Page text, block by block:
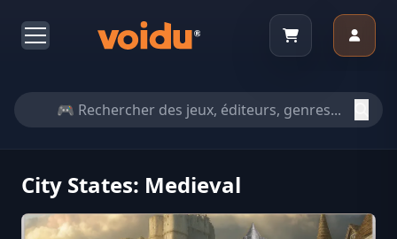
City States: Medieval